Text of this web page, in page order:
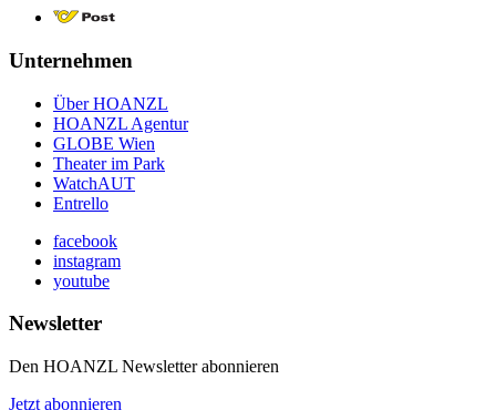
Unternehmen
Über HOANZL
HOANZL Agentur
GLOBE Wien
Theater im Park
WatchAUT
Entrello
facebook
instagram
youtube
Newsletter
Den HOANZL Newsletter abonnieren
Jetzt abonnieren